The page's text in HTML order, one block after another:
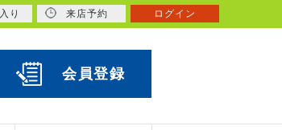
会員登録
り 来店予約 ログイン